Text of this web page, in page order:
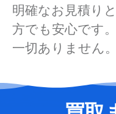
明確なお見積り
方でも安心です
一切ありません。